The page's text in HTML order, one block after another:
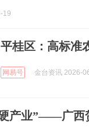
19
平桂区：高标准
网易号 金台资讯 2026-
产业”——广西